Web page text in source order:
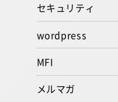
セキュリティ
wordpress
MFI
メルマガ